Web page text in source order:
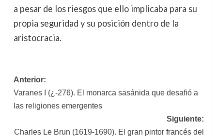
a pesar de los riesgos que ello implicaba para su
propia seguridad y su posición dentro de la
aristocracia.
Navegación
de
entradas
Anterior:
Varanes I (¿-276). El monarca sasánida que desafió a
las religiones emergentes
Siguiente:
Charles Le Brun (1619-1690). El gran pintor francés del